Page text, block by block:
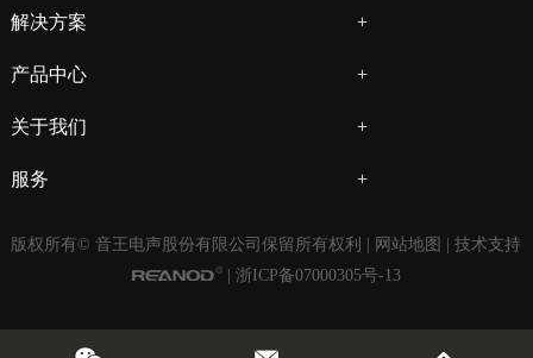
解决方案
产品中心
关于我们
服务
版权所有© 音王电声股份有限公司保留所有权利 | 网站地图
| 技术支持
浙ICP备07000305号-13